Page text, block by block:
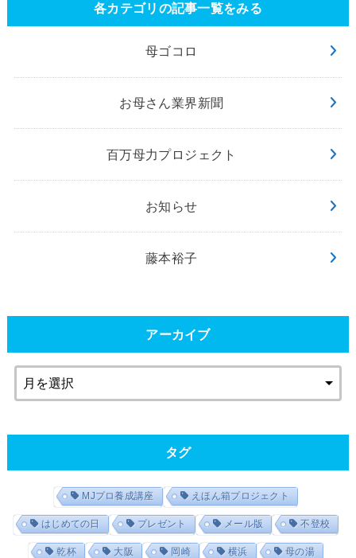
各カテゴリの記事一覧をみる
母ゴコロ
お母さん業界新聞
百万母力プロジェクト
お知らせ
藤本裕子
アーカイブ
タグ
MJプロ養成講座 えほん箱プロジェクト
はじめての日 プレゼント メール版 不登校
乾杯 大阪 岡崎 横浜 母の湯